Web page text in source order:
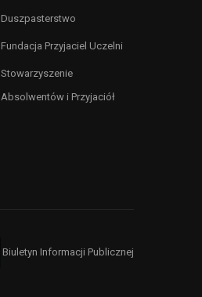
Duszpasterstwo
Fundacja Przyjaciel Uczelni
Stowarzyszenie
Absolwentów i Przyjaciół
Biuletyn Informacji Publicznej